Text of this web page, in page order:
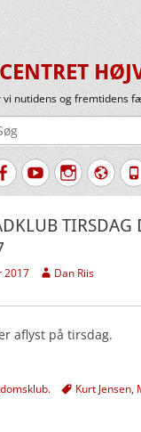
vi nutidens og fremtidens
FacebookYouTube
TIRSDAG
2017 Forfatter
Dan Riis
aflyst på tirsdag.
TagsKurt Jensen,